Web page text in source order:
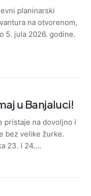
planinarski
na otvorenom,
5. jula 2026. godine.
u Banjaluci!
pristaje na dovoljno i
bez velike žurke.
23. i 24.…